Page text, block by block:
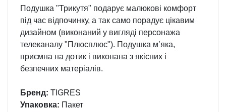
Подушка "Трикутя" подарує малюкові комфорт
під час відпочинку, а так само порадує цікавим
дизайном (виконаний у вигляді персонажа
телеканалу "Плюсплюс"). Подушка мʼяка,
приємна на дотик і виконана з якісних і
безпечних матеріалів.
Бренд: TIGRES
Упаковка: Пакет